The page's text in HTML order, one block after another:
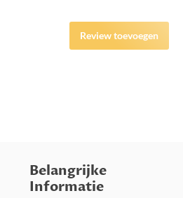
Review toevoegen
Belangrijke
Informatie